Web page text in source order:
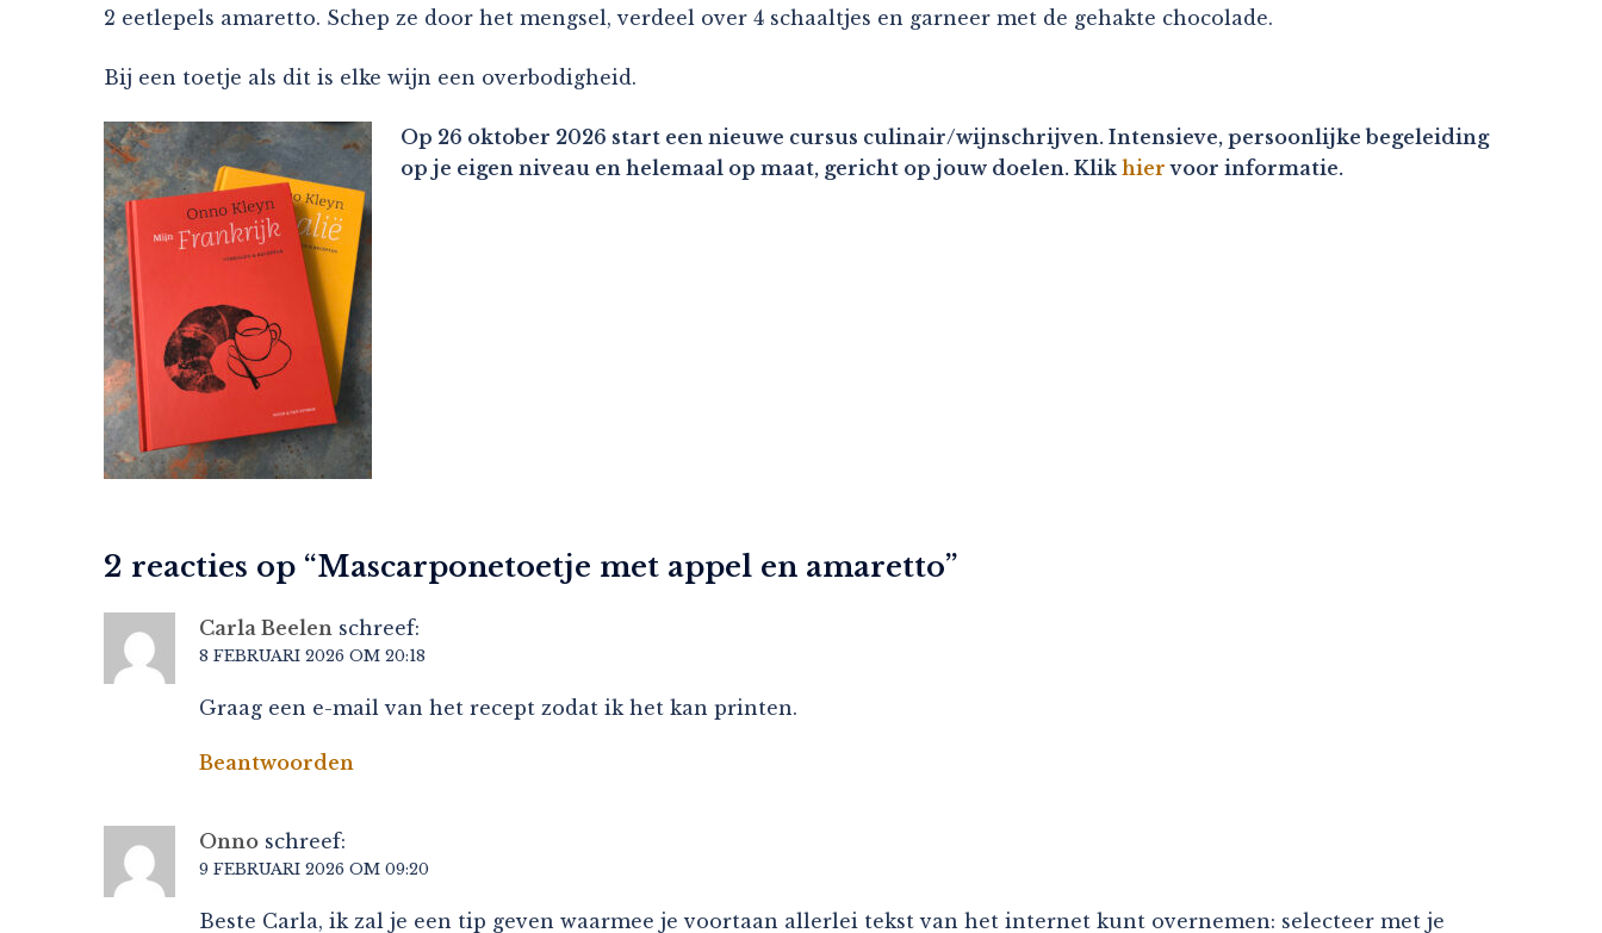
2 eetlepels amaretto. Schep ze door het mengsel, verdeel over 4 schaaltjes en garneer met de gehakte chocolade.
Bij een toetje als dit is elke wijn een overbodigheid.
Op 26 oktober 2026 start een nieuwe cursus culinair/wijnschrijven. Intensieve, persoonlijke begeleiding
op je eigen niveau en helemaal op maat, gericht op jouw doelen. Klik hier voor informatie.
2 reacties op “Mascarponetoetje met appel en amaretto”
Carla Beelen schreef:
8 FEBRUARI 2026 OM 20:18
Graag een e-mail van het recept zodat ik het kan printen.
Beantwoorden
Onno schreef:
9 FEBRUARI 2026 OM 09:20
Beste Carla, ik zal je een tip geven waarmee je voortaan allerlei tekst van het internet kunt overnemen: selecteer met je